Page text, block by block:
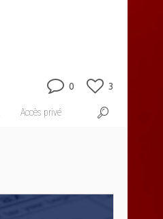
Accès privé
0 3